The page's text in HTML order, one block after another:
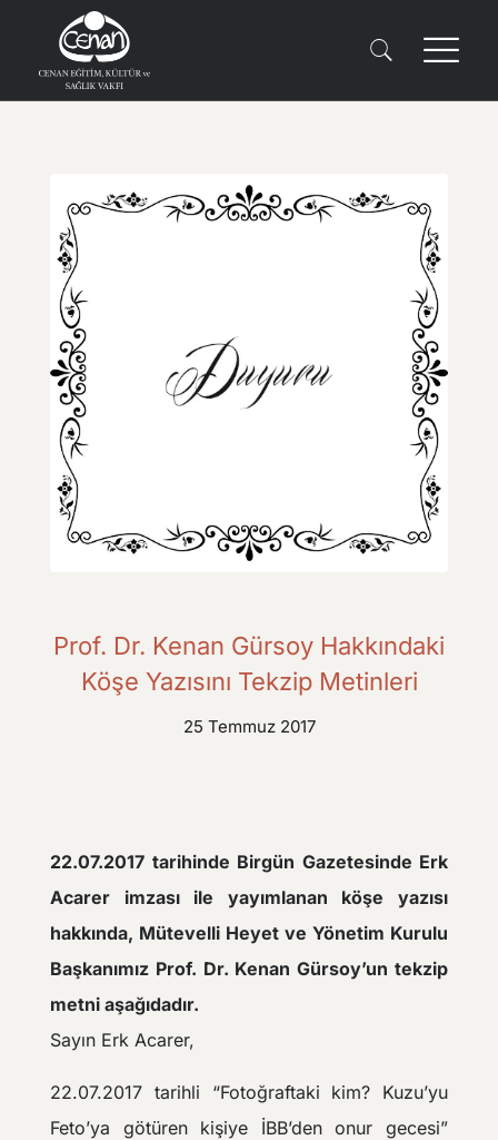
Prof. Dr. Kenan Gürsoy Hakkındaki
Köşe Yazısını Tekzip Metinleri
25 Temmuz 2017
22.07.2017 tarihinde Birgün Gazetesinde Erk
Acarer imzası ile yayımlanan köşe yazısı
hakkında, Mütevelli Heyet ve Yönetim Kurulu
Başkanımız Prof. Dr. Kenan Gürsoy’un tekzip
metni aşağıdadır.
Sayın Erk Acarer,
22.07.2017 tarihli “Fotoğraftaki kim? Kuzu’yu
Feto’ya götüren kişiye İBB’den onur gecesi”